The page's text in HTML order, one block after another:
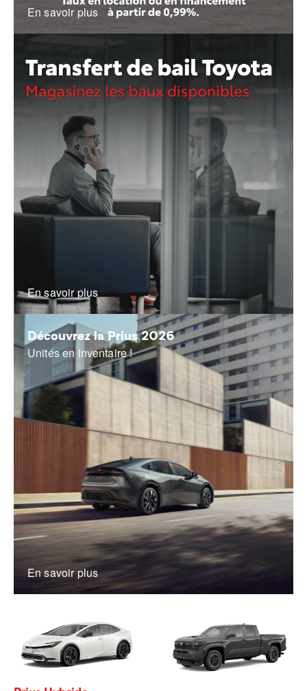
En savoir plus
En savoir plus
Découvrez la Prius 2026
Unités en inventaire !
En savoir plus